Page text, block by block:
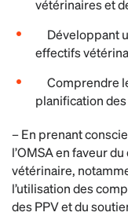
vétérinaires et
Développant
effectifs
Comprendre
planification
– En prenant
l’OMSA en faveur
vétérinaire,
l’utilisation des
des PPV et du